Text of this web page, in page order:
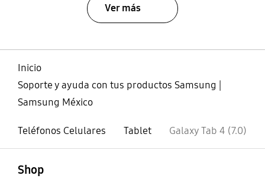
Ver más
Inicio
Soporte y ayuda con tus productos Samsung |
Samsung México
Teléfonos Celulares Tablet Galaxy Tab 4 (7.0)
Shop